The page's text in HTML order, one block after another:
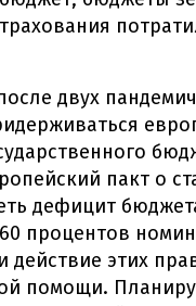
двух
пакт о
дефицит
процентов
действие этих
помощи.